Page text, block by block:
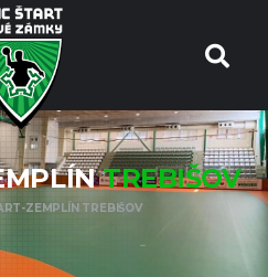
TREBIŠOV
ZEMPLÍN TREBIŠOV